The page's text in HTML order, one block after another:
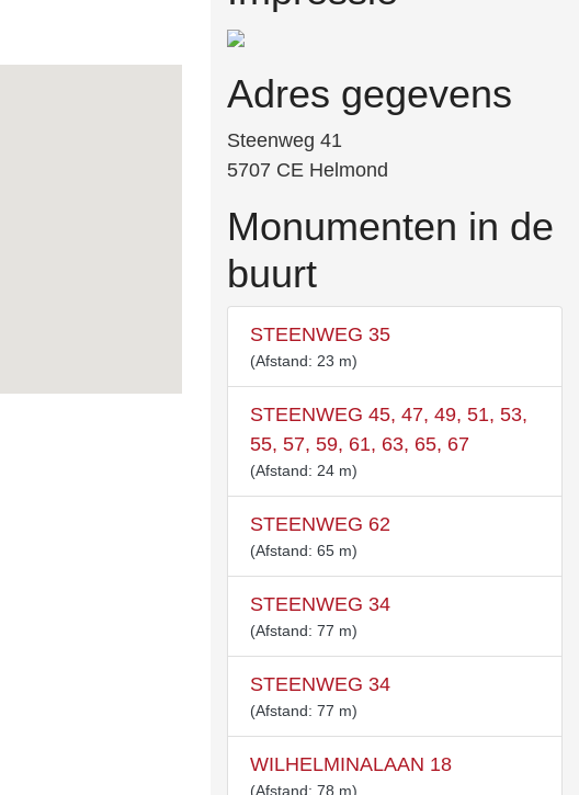
Adres gegevens
Steenweg 41
5707 CE Helmond
Monumenten in de
buurt
STEENWEG 35
(Afstand: 23 m)
STEENWEG 45, 47, 49, 51, 53,
55, 57, 59, 61, 63, 65, 67
(Afstand: 24 m)
STEENWEG 62
(Afstand: 65 m)
STEENWEG 34
(Afstand: 77 m)
STEENWEG 34
(Afstand: 77 m)
WILHELMINALAAN 18
(Afstand: 78 m)